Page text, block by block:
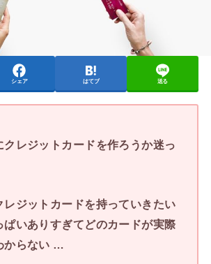
シェア はてブ 送る
クレジットカードを作ろうか迷っ
レジットカードを持っていきたい
ぱいありすぎてどのカードが実際
からない …